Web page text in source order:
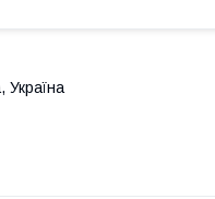
Україна